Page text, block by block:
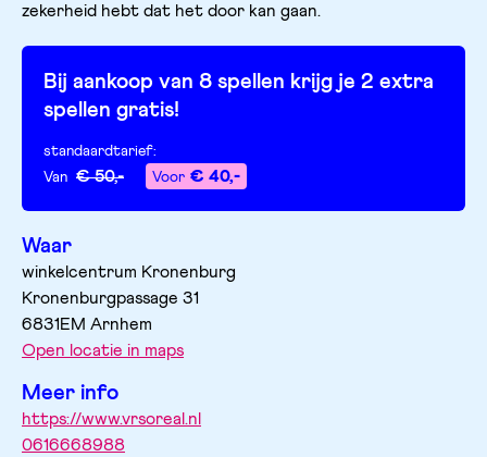
zekerheid hebt dat het door kan gaan.
Bij aankoop van 8 spellen krijg je 2 extra
spellen gratis!
standaardtarief:
Van € 50,- Voor € 40,-
Waar
winkelcentrum Kronenburg
Kronenburgpassage 31
6831EM Arnhem
Open locatie in maps
Meer info
https://www.vrsoreal.nl
0616668988